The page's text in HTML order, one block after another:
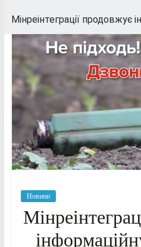
Мінреінтеграції продовжує
Новини